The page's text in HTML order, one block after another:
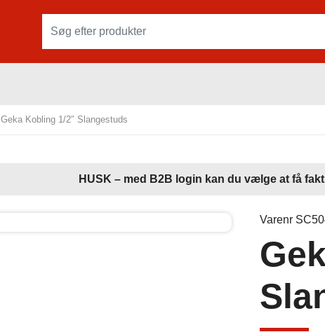
Geka Kobling 1/2″ Slangestuds
HUSK – med B2B login kan du vælge at få
Varenr